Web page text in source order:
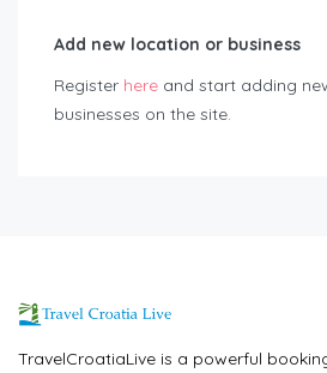
Add new location or business
Register here and start adding
businesses on the site.
TravelCroatiaLive is a powerful